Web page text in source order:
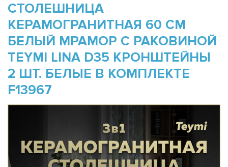
СТОЛЕШНИЦА
КЕРАМОГРАНИТНАЯ 60 СМ
БЕЛЫЙ МРАМОР С РАКОВИНОЙ
TEYMI LINA D35 КРОНШТЕЙНЫ
2 ШТ. БЕЛЫЕ В КОМПЛЕКТЕ
F13967